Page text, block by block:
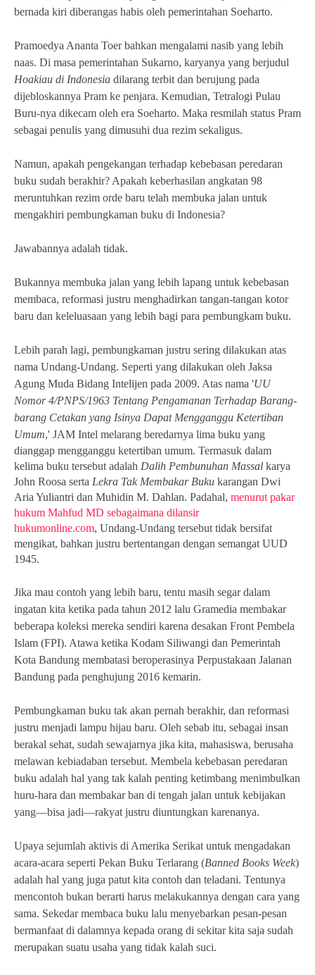
bernada kiri diberangas habis oleh pemerintahan Soeharto.
Pramoedya Ananta Toer bahkan mengalami nasib yang lebih
naas. Di masa pemerintahan Sukarno, karyanya yang berjudul
Hoakiau di Indonesia dilarang terbit dan berujung pada
dijebloskannya Pram ke penjara. Kemudian, Tetralogi Pulau
Buru-nya dikecam oleh era Soeharto. Maka resmilah status Pram
sebagai penulis yang dimusuhi dua rezim sekaligus.
Namun, apakah pengekangan terhadap kebebasan peredaran
buku sudah berakhir? Apakah keberhasilan angkatan 98
meruntuhkan rezim orde baru telah membuka jalan untuk
mengakhiri pembungkaman buku di Indonesia?
Jawabannya adalah tidak.
Bukannya membuka jalan yang lebih lapang untuk kebebasan
membaca, reformasi justru menghadirkan tangan-tangan kotor
baru dan keleluasaan yang lebih bagi para pembungkam buku.
Lebih parah lagi, pembungkaman justru sering dilakukan atas
nama Undang-Undang. Seperti yang dilakukan oleh Jaksa
Agung Muda Bidang Intelijen pada 2009. Atas nama 'UU
Nomor 4/PNPS/1963 Tentang Pengamanan Terhadap Barang-
barang Cetakan yang Isinya Dapat Mengganggu Ketertiban
Umum,' JAM Intel melarang beredarnya lima buku yang
dianggap mengganggu ketertiban umum. Termasuk dalam
kelima buku tersebut adalah Dalih Pembunuhan Massal karya
John Roosa serta Lekra Tak Membakar Buku karangan Dwi
Aria Yuliantri dan Muhidin M. Dahlan. Padahal, menurut pakar
hukum Mahfud MD sebagaimana dilansir
hukumonline.com, Undang-Undang tersebut tidak bersifat
mengikat, bahkan justru bertentangan dengan semangat UUD
1945.
Jika mau contoh yang lebih baru, tentu masih segar dalam
ingatan kita ketika pada tahun 2012 lalu Gramedia membakar
beberapa koleksi mereka sendiri karena desakan Front Pembela
Islam (FPI). Atawa ketika Kodam Siliwangi dan Pemerintah
Kota Bandung membatasi beroperasinya Perpustakaan Jalanan
Bandung pada penghujung 2016 kemarin.
Pembungkaman buku tak akan pernah berakhir, dan reformasi
justru menjadi lampu hijau baru. Oleh sebab itu, sebagai insan
berakal sehat, sudah sewajarnya jika kita, mahasiswa, berusaha
melawan kebiadaban tersebut. Membela kebebasan peredaran
buku adalah hal yang tak kalah penting ketimbang menimbulkan
huru-hara dan membakar ban di tengah jalan untuk kebijakan
yang—bisa jadi—rakyat justru diuntungkan karenanya.
Upaya sejumlah aktivis di Amerika Serikat untuk mengadakan
acara-acara seperti Pekan Buku Terlarang (Banned Books Week)
adalah hal yang juga patut kita contoh dan teladani. Tentunya
mencontoh bukan berarti harus melakukannya dengan cara yang
sama. Sekedar membaca buku lalu menyebarkan pesan-pesan
bermanfaat di dalamnya kepada orang di sekitar kita saja sudah
merupakan suatu usaha yang tidak kalah suci.